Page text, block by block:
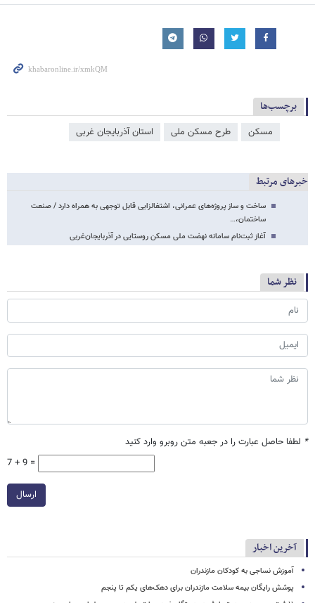
برچسب‌ها
مسکن طرح مسکن ملی استان آذربایجان غربی
خبرهای مرتبط
ساخت و ساز پروژه‌های عمرانی، اشتغالزایی قابل توجهی به همراه دارد / صنعت
ساختمان،…
آغاز ثبت‌نام سامانه نهضت ملی مسکن روستایی در آذربایجان‌غربی
نظر شما
* لطفا حاصل عبارت را در جعبه متن روبرو وارد کنید
7 + 9 =
ارسال
آخرین اخبار
آموزش نساجی به کودکان مازندران
پوشش رایگان بیمه سلامت مازندران برای دهک‌های یکم تا پنجم